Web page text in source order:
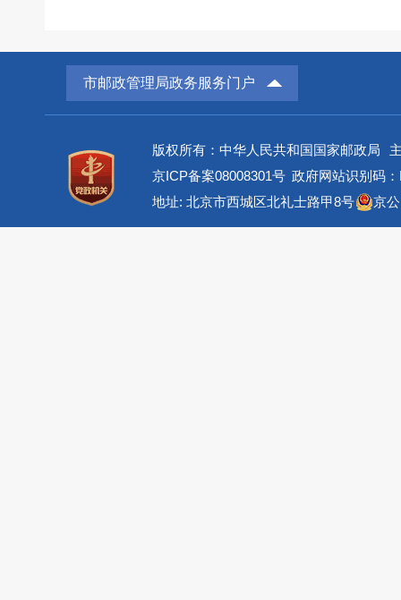
市邮政管理局政务服务门户
版权所有：中华人民共和国国家邮政局
京ICP备案08008301号 政府网站识别码
地址: 北京市西城区北礼士路甲8号
京